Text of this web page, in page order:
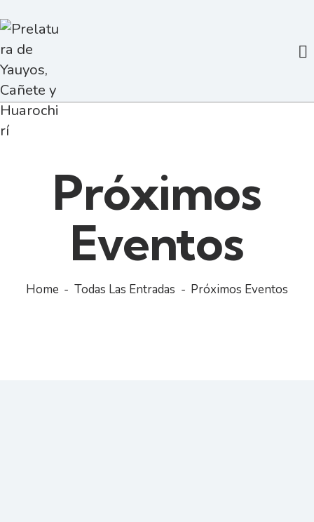
Próximos
Eventos
Home Todas Las Entradas Próximos Eventos